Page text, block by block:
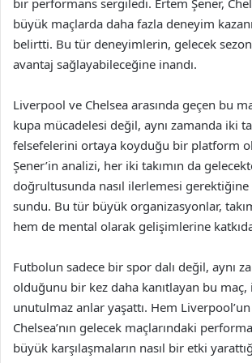
büyük maçlarda daha fazla deneyim
belirtti. Bu tür deneyimlerin, gelecek
avantaj sağlayabileceğine inandı.
Liverpool ve Chelsea arasında geçen bu
kupa mücadelesi değil, aynı zamanda iki
felsefelerini ortaya koyduğu bir platform
Şener’in analizi, her iki takımın da
doğrultusunda nasıl ilerlemesi
sundu. Bu tür büyük organizasyonlar,
hem de mental olarak gelişimlerine
Futbolun sadece bir spor dalı değil, aynı
olduğunu bir kez daha kanıtlayan bu maç,
unutulmaz anlar yaşattı. Hem
Chelsea’nın gelecek maçlarındaki
büyük karşılaşmaların nasıl bir etki